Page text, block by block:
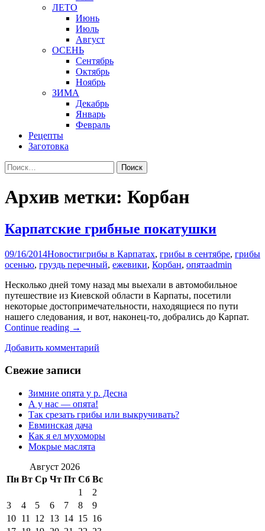
ЛЕТО
Июнь
Июль
Август
ОСЕНЬ
Сентябрь
Октябрь
Ноябрь
ЗИМА
Декабрь
Январь
Февраль
Рецепты
Заготовка
Найти:
Архив метки: Корбан
Карпатские грибные покатушки
09/16/2014Новостигрибы в Карпатах, грибы в сентябре, грибы
осенью, груздь перечный, ежевики, Корбан, опятаadmin
Несколько дней тому назад мы выехали в автомобильное
путешествие из Киевской области в Карпаты, посетили
некоторые достопримечательности, находящиеся по пути
нашего следования, и вот, наконец-то, добрались до Карпат.
Continue reading →
Добавить комментарий
Свежие записи
Зимние опята у р. Десна
А у нас — опята!
Так срезать грибы или выкручивать?
Евминская дача
Как я ел мухоморы
Мокрые маслята
Август 2026
Пн Вт Ср Чт Пт Сб Вс
1
2
3
4 5 6 7 8
9
10 11 12 13 14 15 16